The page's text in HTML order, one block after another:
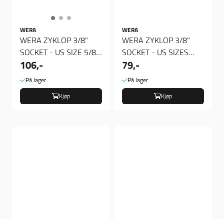
WERA
WERA ZYKLOP 3/8"
SOCKET - US SIZE 5/8",
Verktøy
106,-
På lager
Kjøp
WERA
WERA ZYKLOP 3/8"
SOCKET - US SIZES
3/8", Verktøy
79,-
På lager
Kjøp